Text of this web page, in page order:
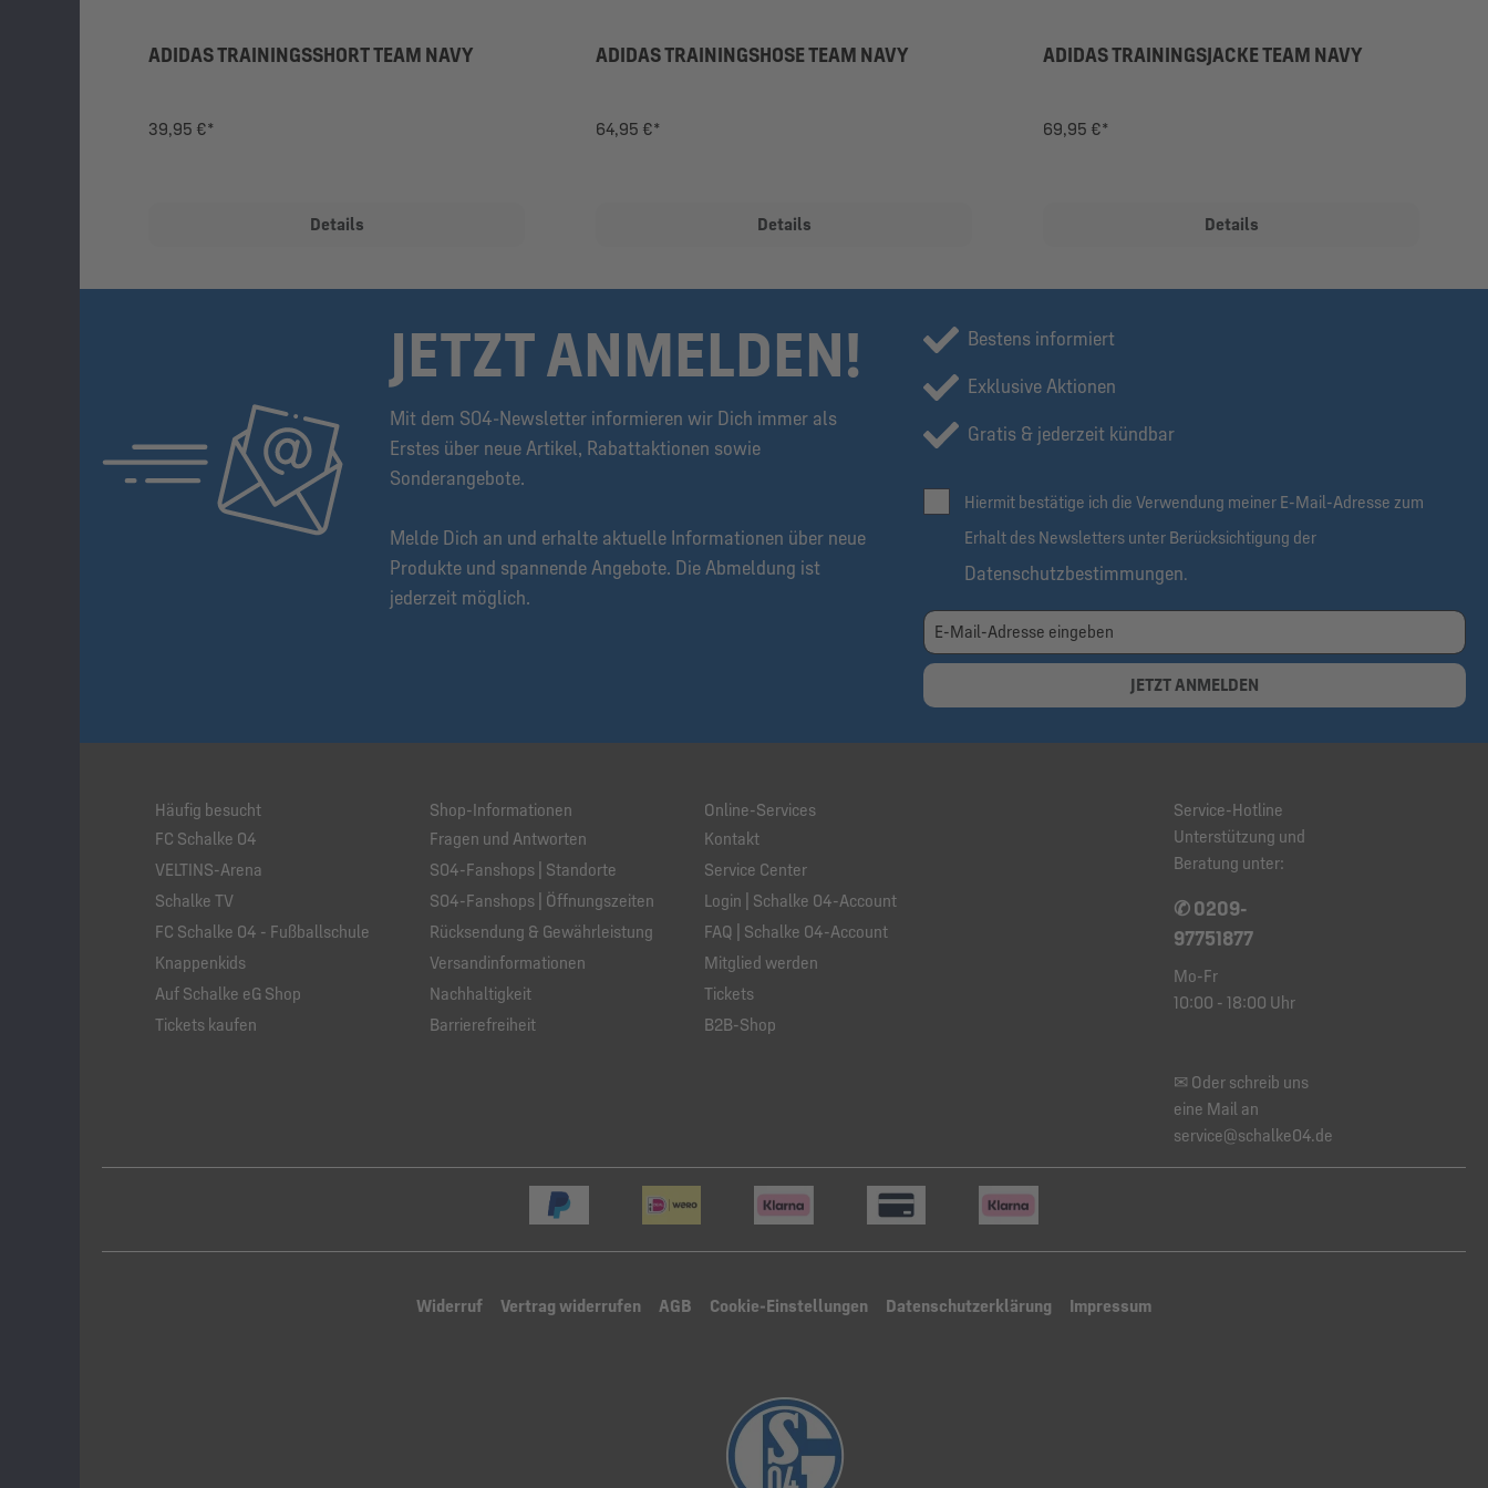
ADIDAS TRAININGSSHORT TEAM NAVY
39,95 €*
Details
ADIDAS TRAININGSHOSE TEAM NAVY
64,95 €*
Details
ADIDAS TRAININGSJACKE TEAM NAVY
69,95 €*
Details
JETZT ANMELDEN!
Mit dem S04-Newsletter informieren wir Dich immer als
Erstes über neue Artikel, Rabattaktionen sowie
Sonderangebote.
Melde Dich an und erhalte aktuelle Informationen über neue
Produkte und spannende Angebote. Die Abmeldung ist
jederzeit möglich.
Bestens informiert
Exklusive Aktionen
Gratis & jederzeit kündbar
Hiermit bestätige ich die Verwendung meiner E-Mail-Adresse zum
Erhalt des Newsletters unter Berücksichtigung der
Datenschutzbestimmungen.
JETZT ANMELDEN
Häufig besucht
FC Schalke 04
VELTINS-Arena
Schalke TV
FC Schalke 04 - Fußballschule
Knappenkids
Auf Schalke eG Shop
Tickets kaufen
Shop-Informationen
Fragen und Antworten
S04-Fanshops | Standorte
S04-Fanshops | Öffnungszeiten
Rücksendung & Gewährleistung
Versandinformationen
Nachhaltigkeit
Barrierefreiheit
Online-Services
Kontakt
Service Center
Login | Schalke 04-Account
FAQ | Schalke 04-Account
Mitglied werden
Tickets
B2B-Shop
Service-Hotline
Unterstützung und
Beratung unter:
✆ 0209-
97751877
Mo-Fr
10:00 - 18:00 Uhr
✉ Oder schreib uns
eine Mail an
service@schalke04.de
Widerruf Vertrag widerrufen AGB Cookie-Einstellungen Datenschutzerklärung Impressum